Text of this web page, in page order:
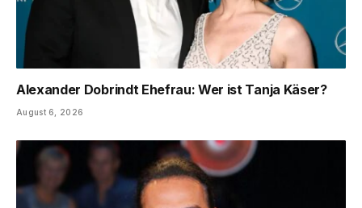
Alexander Dobrindt Ehefrau: Wer ist Tanja Käser?
August 6, 2026